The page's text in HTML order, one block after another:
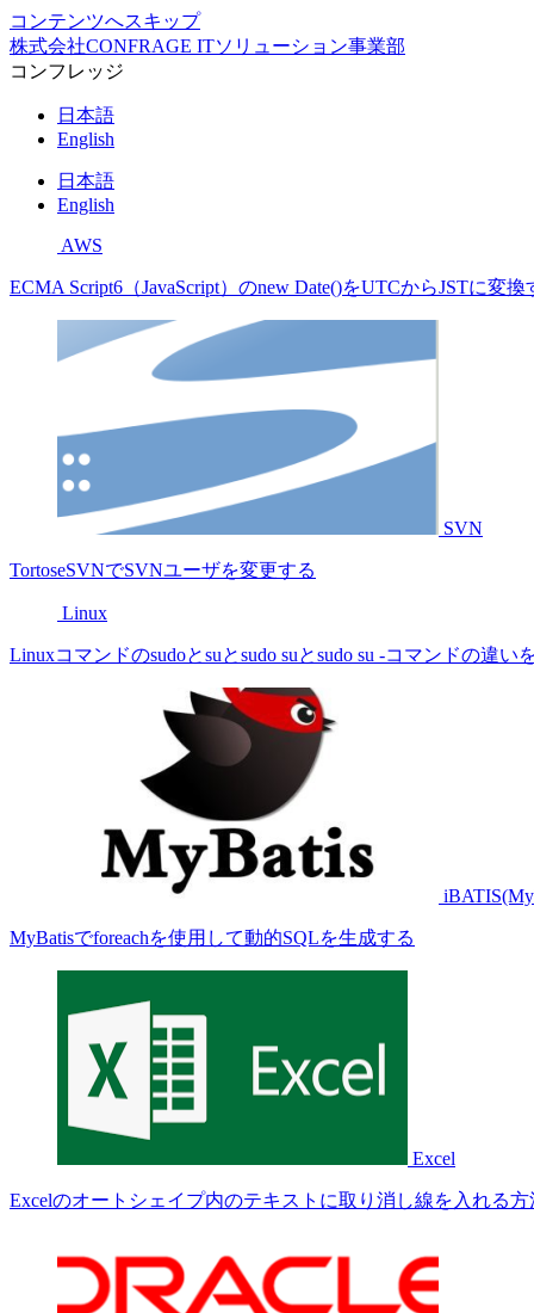
コンテンツへスキップ
株式会社CONFRAGE ITソリューション事業部
コンフレッジ
日本語
English
日本語
English
AWS
ECMA Script6（JavaScript）のnew Date()をUTCからJSTに変
SVN
TortoseSVNでSVNユーザを変更する
Linux
Linuxコマンドのsudoとsuとsudo suとsudo su -コマンドの違い
MyBatisでforeachを使用して動的SQLを生成する
Excel
Excelのオートシェイプ内のテキストに取り消し線を入れる方